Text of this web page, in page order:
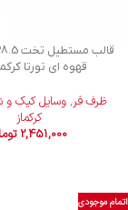
قهوه ای تورتا کرکماز
ظرف فر, وسایل کیک و
کرکماز
2,451,000
اتمام موجودی